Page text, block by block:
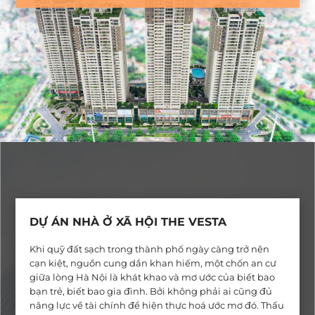
giải trí, bao gồm trung tâm thương mại, văn phòng,
nhà hàng, siêu thị…
DỰ ÁN NHÀ Ở XÃ HỘI THE VESTA
Khi quỹ đất sạch trong thành phố ngày càng trở nên
cạn kiệt, nguồn cung dần khan hiếm, một chốn an cư
giữa lòng Hà Nội là khát khao và mơ ước của biết bao
bạn trẻ, biết bao gia đình. Bởi không phải ai cũng đủ
năng lực về tài chính để hiện thực hoá ước mơ đó. Thấu